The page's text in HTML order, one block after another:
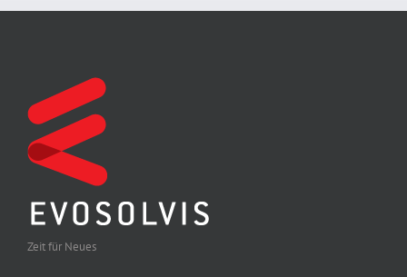
Zeit für Neues